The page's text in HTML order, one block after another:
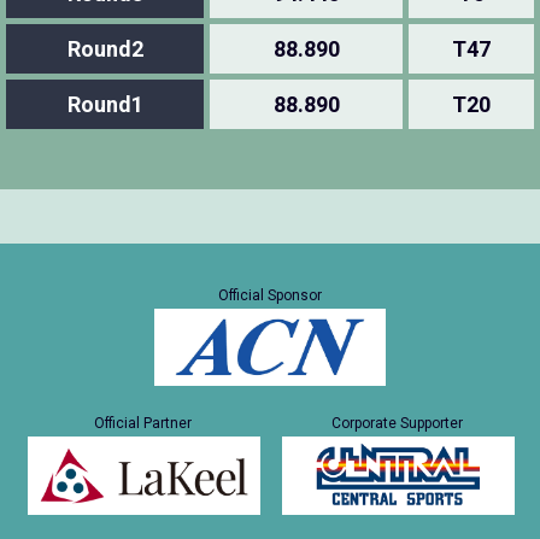
Round2 88.890 T47
Round1 88.890 T20
Official Sponsor
Official Partner Corporate Supporter